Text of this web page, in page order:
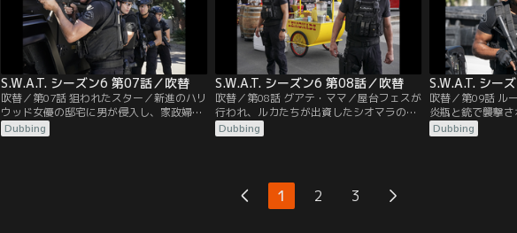
たメンバーは…。
の同僚で今はFBI捜査官のバスケスと…。
は昔付き合って
S.W.A.T. シーズン6 第07話／吹替
吹替／第07話 狙われたスター／新進のハリ
ウッド女優の邸宅に男が侵入し、家政婦が
殺される無残な事件が発生した。現場に駆
けつけたホンドーたちは、女優の命を救
Dubbing
S.W.A.T. シーズン6 第08話／吹替
吹替／第08話 グアテ・ママ／屋台フェスが
行われ、ルカたちが出資したシオマラの屋
台「グアテ・ママ」も出店する。その会場
で、ある屋台が4人組強盗に襲われる。レ
盗の狙いがアボカドに隠されたドラッグだ
ったことが判明する。
Dubbing
S.W.A.T. シー
吹替／第09話 ル
炎瓶と銃で襲撃
傷した警備員が
でヒスパニック
Dubbing
1 2 3